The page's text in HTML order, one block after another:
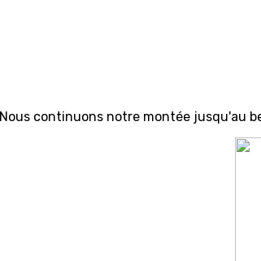
Nous continuons notre montée jusqu'au